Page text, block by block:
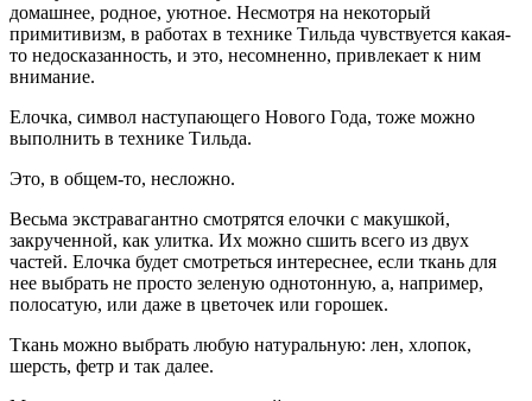
домашнее, родное, уютное. Несмотря на некоторый
примитивизм, в работах в технике Тильда чувствуется какая-
то недосказанность, и это, несомненно, привлекает к ним
внимание.
Елочка, символ наступающего Нового Года, тоже можно
выполнить в технике Тильда.
Это, в общем-то, несложно.
Весьма экстравагантно смотрятся елочки с макушкой,
закрученной, как улитка. Их можно сшить всего из двух
частей. Елочка будет смотреться интереснее, если ткань для
нее выбрать не просто зеленую однотонную, а, например,
полосатую, или даже в цветочек или горошек.
Ткань можно выбрать любую натуральную: лен, хлопок,
шерсть, фетр и так далее.